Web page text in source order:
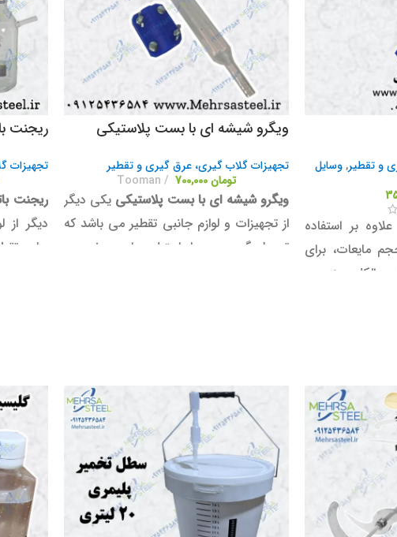
و تقطیر, وسایل
بر استفاده
مایعات، برای
الکل سنج در
ویگرو شیشه ای با بست پلاستیکی
تجهیزات گلاب گیری، عرق گیری و تقطیر
تومان700,000
Tooman
ویگرو شیشه ای با بست پلاستیکییکی دیگر
از تجهیزات و لوازم جانبی تقطیر می باشد که
توسط گروه مهرسا استیل برای عرضه به
ریجنت باتل
تجهیزات
ریجنت باتل
دیگر
های
یک
محصول